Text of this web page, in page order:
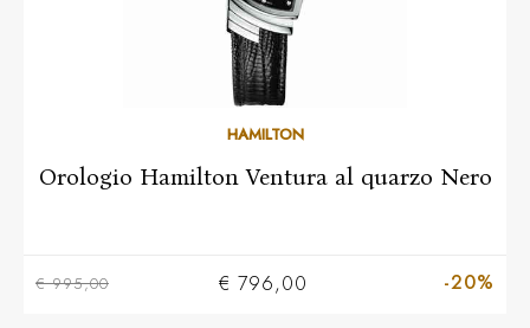
HAMILTON
Orologio Hamilton Ventura al quarzo Nero
€ 995,00 € 796,00 -20%